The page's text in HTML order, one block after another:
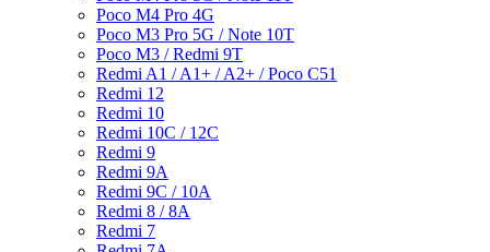
Poco M4 Pro 4G
Poco M3 Pro 5G / Note 10T
Poco M3 / Redmi 9T
Redmi A1 / A1+ / A2+ / Poco C51
Redmi 12
Redmi 10
Redmi 10C / 12C
Redmi 9
Redmi 9A
Redmi 9C / 10A
Redmi 8 / 8A
Redmi 7